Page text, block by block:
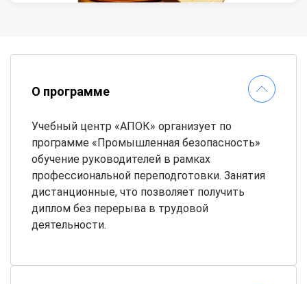
О программе
Учебный центр «АПОК» организует по
программе «Промышленная безопасность»
обучение руководителей в рамках
профессиональной переподготовки. Занятия
дистанционные, что позволяет получить
диплом без перерыва в трудовой
деятельности.